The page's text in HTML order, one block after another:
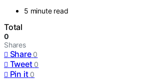
5 minute read
Total
0
Shares
Share 0
Tweet 0
Pin it 0